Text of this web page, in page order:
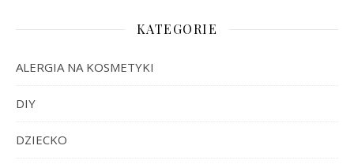
KATEGORIE
ALERGIA NA KOSMETYKI
DIY
DZIECKO